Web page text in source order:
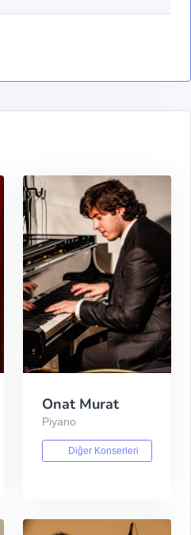
Onat Murat
Piyano
Diğer Konserleri